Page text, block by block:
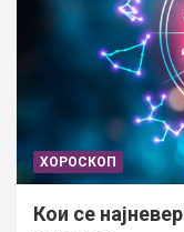
ХОРОСКОП
Кои се